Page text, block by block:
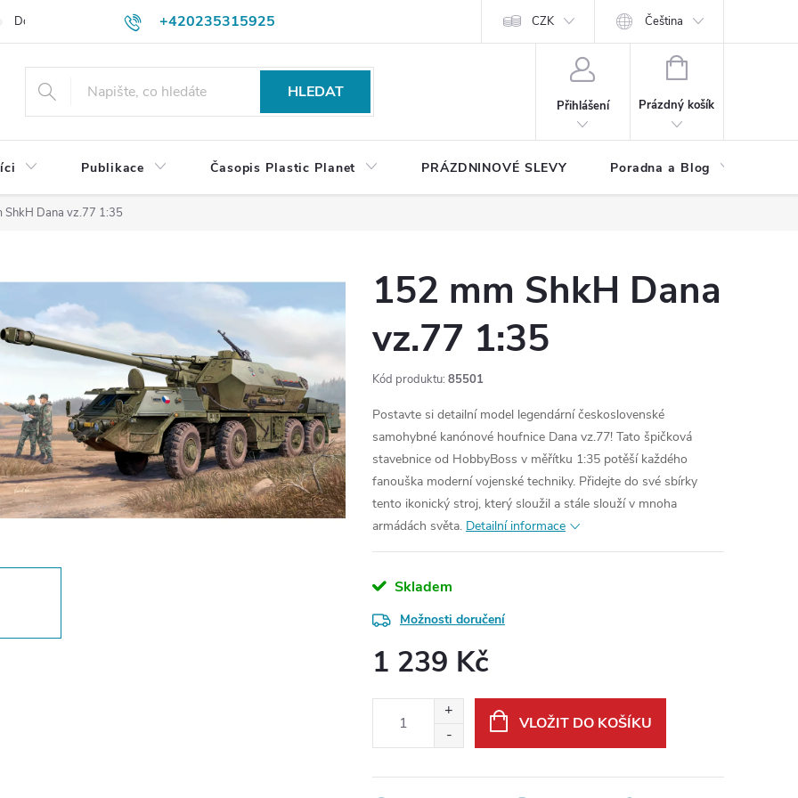
+420235315925
shop@plasticplanet.cz
Dodací a platební podmínky Podmínky vrácení peněz Hodnocení obchodu
CZK Čeština
HLEDAT
Přihlášení
NÁKUPNÍ
Prázdný košík
Publikace Časopis Plastic Planet PRÁZDNINOVÉ SLEVY Poradna a Blog
ShkH Dana vz.77 1:35
152 mm ShkH Dana
vz.77 1:35
Kód produktu: 85501
Postavte si detailní model legendární československé
samohybné kanónové houfnice Dana vz.77! Tato špičková
stavebnice od HobbyBoss v měřítku 1:35 potěší každého
fanouška moderní vojenské techniky. Přidejte do své sbírky
tento ikonický stroj, který sloužil a stále slouží v mnoha
armádách světa. Detailní informace
Skladem
Možnosti doručení
1 239 Kč
VLOŽIT DO KOŠÍKU